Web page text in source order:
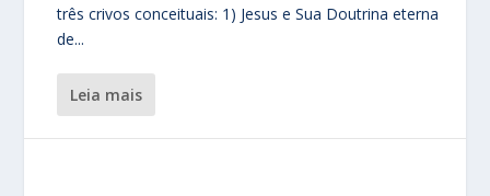
três crivos conceituais: 1) Jesus e Sua Doutrina eterna
de...
leia mais